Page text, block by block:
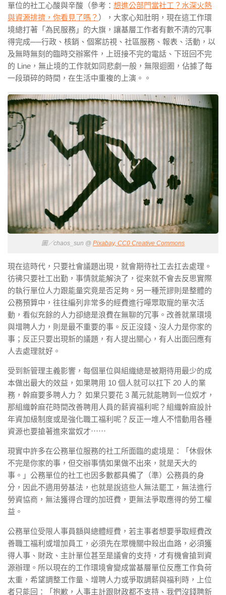
單位的社工心酸與辛酸（參考： 想進公部門當社工？水深火熱
與資源排擠，你看見了嗎？ ），大家心知肚明，現在這工作環
境總打著「為民服務」的大旗，讓基層工作者有數不清的冗事
得完成──行政、核銷、個案訪視、社區服務、報表、活動，以
及無時無刻的臨時交辦案件，上班接不完的電話、下班回不完
的 Line，無止境的工作就如同悲劇一般，無限迴圈，佔據了每
一段瑣碎的時間，在生活中重複的上演。。
圖／chaos_sun @ Pixabay, CC0 Creative Commons
現在這時代，只要社會議題出現，就會期待社工去扛去處理。
彷彿只要社工出勤，事情就能解決了，從來就不會去反思實際
的執行單位人力跟能量究竟是否足夠。另一種荒謬則是整體的
公務預算中，往往編列非常多的經費進行嘩眾取寵的單次活
動，看似充餘的人力卻總是浪費在無聊的冗事。改善就業環境
與增聘人力，則是最不重要的事。反正沒錢、沒人力是你家的
事；反正只要出現新的議題，有人提出關心，有人出面回應有
人去處理就好。
受到新管理主義影響，每個單位與組織總是被期待用最少的成
本做出最大的效益，如果聘用 10 個人就可以扛下 20 人的業
務，幹麻要多聘人力？ 如果只要花 3 萬元就能聘到一位奴才，
那組織幹麻花時間改善聘用人員的薪資福利呢？組織幹麻設計
年資加級制度或是強化職工福利呢？反正一堆人不惜動用各種
資源也要搶著進來當奴才⋯⋯
現實中許多在公務單位服務的社工所面臨的處境是：「休假休
不完是你家的事，但交辦事情如果做不出來，就是天大的
事。」公務單位的社工也因多數都具備了（準）公務員的身
分，因此不適用勞基法，也就是說這些人無法罷工，無法進行
勞資協商，無法獲得合理的加班費，更無法爭取應得的勞工權
益。
公務單位受限人事員額與總體經費，若主事者想要爭取經費改
善職工福利或增加員工，必須先在眾機關中殺出血路，必須獲
得人事、財政、主計單位甚至是議會的支持，才有機會搶到資
源辦理。所以現在的工作環境會變成當基層單位反應工作負荷
太重，希望調整工作量、增聘人力或爭取調薪與福利時，上位
者只能回：「抱歉，人事主計跟財政都不支持、我們沒錢聘新